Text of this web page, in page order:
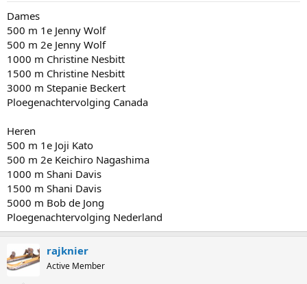
Dames
500 m 1e Jenny Wolf
500 m 2e Jenny Wolf
1000 m Christine Nesbitt
1500 m Christine Nesbitt
3000 m Stepanie Beckert
Ploegenachtervolging Canada
Heren
500 m 1e Joji Kato
500 m 2e Keichiro Nagashima
1000 m Shani Davis
1500 m Shani Davis
5000 m Bob de Jong
Ploegenachtervolging Nederland
rajknier
Active Member